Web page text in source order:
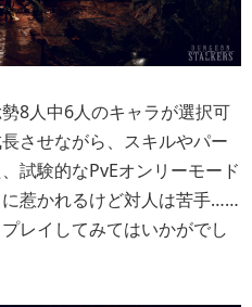
8人中6人のキャラが選択可
させながら、スキルやパー
試験的なPvEオンリーモード
惹かれるけど対人は苦手……
レイしてみてはいかがでし